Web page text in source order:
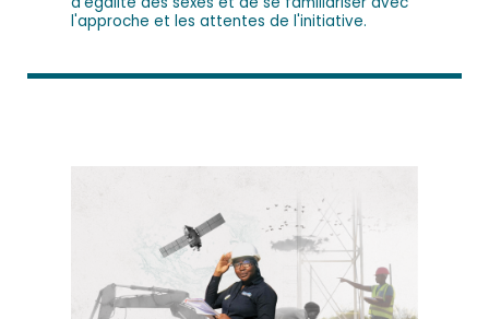
l'approche et les attentes de l'initiative.